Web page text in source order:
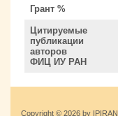
Грант %
Цитируемые
публикации
авторов
ФИЦ ИУ РАН
Copyright © 2026 by IPIRAN.